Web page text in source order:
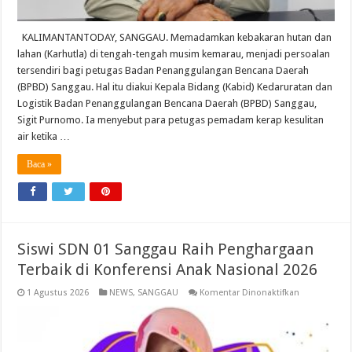
KALIMANTANTODAY, SANGGAU. Memadamkan kebakaran hutan dan
lahan (Karhutla) di tengah-tengah musim kemarau, menjadi persoalan
tersendiri bagi petugas Badan Penanggulangan Bencana Daerah
(BPBD) Sanggau. Hal itu diakui Kepala Bidang (Kabid) Kedaruratan dan
Logistik Badan Penanggulangan Bencana Daerah (BPBD) Sanggau,
Sigit Purnomo. Ia menyebut para petugas pemadam kerap kesulitan
air ketika …
Baca »
Siswi SDN 01 Sanggau Raih Penghargaan
Terbaik di Konferensi Anak Nasional 2026
1 Agustus 2026 NEWS, SANGGAU Komentar Dinonaktifkan
Sanggau
Raih